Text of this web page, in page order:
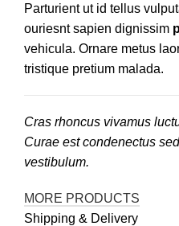
Parturient ut id tellus
ouriesnt sapien dignissim
vehicula. Ornare metus
tristique pretium malada.
Cras rhoncus vivamus
Curae est condenectus
vestibulum.
MORE PRODUCTS
Shipping & Delivery